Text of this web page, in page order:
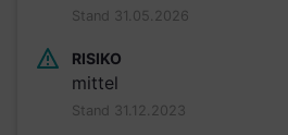
Stand 31.05.2026
RISIKO
mittel
Stand 31.12.2023